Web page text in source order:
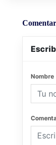
Nombre